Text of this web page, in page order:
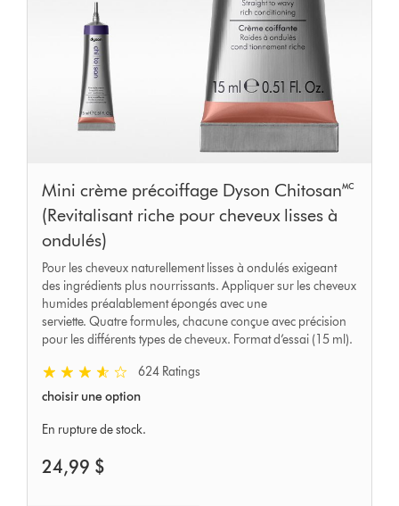
Mini crème précoiffage Dyson Chitosan🅪
(Revitalisant riche pour cheveux lisses à
ondulés)
Pour les cheveux naturellement lisses à ondulés exigeant
des ingrédients plus nourrissants. Appliquer sur les cheveux
humides préalablement épongés avec une
serviette. Quatre formules, chacune conçue avec précision
pour les différents types de cheveux. Format d’essai (15 ml).
624 Ratings
choisir une option
En rupture de stock.
24,99 $